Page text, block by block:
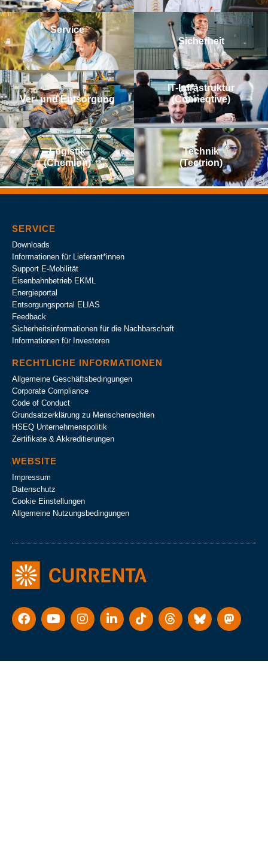
Service
Sicherheit
Ver- und Entsorgung
IT-Infrastruktur
(Conneqtive)
Logistik
(Chemion)
Technik
(Tectrion)
SERVICE
Downloads
Informationen für Lieferant*innen
Support E-Mobilität
Eisenbahnbetrieb EKML
Energieportal
Entsorgungsportal ELIAS
Feedback
Sicherheitsinformationen für die Nachbarschaft
Informationen für Investoren
RECHTLICHE INFORMATIONEN
Allgemeine Geschäftsbedingungen
Corporate Compliance
Code of Conduct
Grundsatzerklärung zu Menschenrechten
HSEQ Unternehmens­politik
Zertifikate & Akkreditierungen
WEBSITE
Impressum
Datenschutz
Cookie Einstellungen
Allgemeine Nutzungsbedingungen
Consent Management Platform von Real Cookie Banner